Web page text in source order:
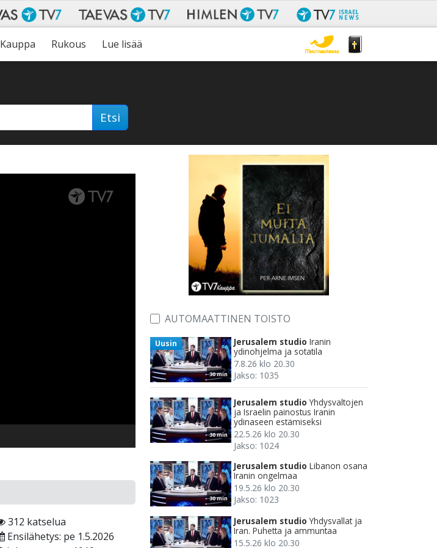
Kauppa Rukous Lue lisää
Etsi
312 katselua
Ensilähetys: pe 1.5.2026
AUTOMAATTINEN TOISTO
30 min
Uusin Jerusalem studio Iranin
ydinohjelma ja sotatila
7.8.26 klo 20.30
Jakso: 1035
30 min
Jerusalem studio Yhdysvaltojen
ja Israelin painostus Iranin
ydinaseen estämiseksi
22.5.26 klo 20.30
Jakso: 1024
30 min
Jerusalem studio Libanon osana
Iranin ongelmaa
19.5.26 klo 20.30
Jakso: 1023
Jerusalem studio Yhdysvallat ja
Iran. Puhetta ja ammuntaa
15.5.26 klo 20.30